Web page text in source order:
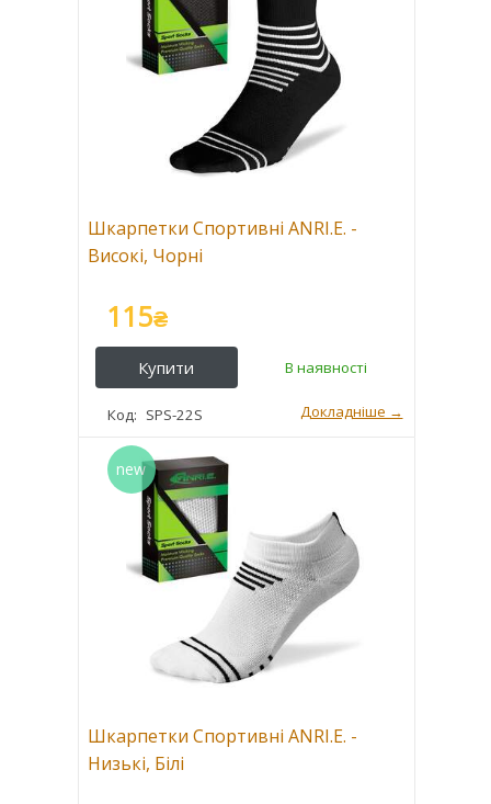
Шкарпетки Спортивні ANRI.E. -
Високі, Чорні
SPS-22S
115₴
Шкарпетки Спортивні ANRI.E. -
Низькі, Білі